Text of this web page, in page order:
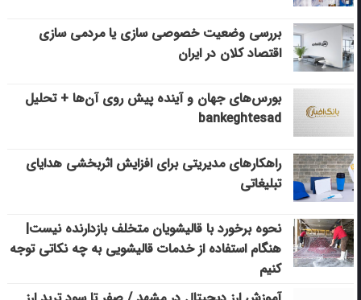
بررسی وضعیت خصوصی سازی یا مردمی سازی
اقتصاد کلان در ایران
بورس‌های جهان و آینده پیش روی آن‌ها + تحلیل
bankeghtesad
راهکارهای مدیریتی برای افزایش اثربخشی هدایای
تبلیغاتی
نحوه برخورد با قالیشویان متخلف بازدارنده نیست|
هنگام استفاده از خدمات قالیشویی به چه نکاتی توجه
کنیم